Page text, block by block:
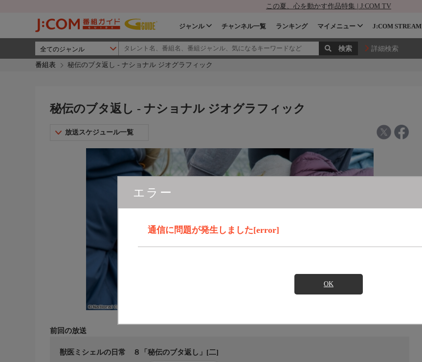
この夏、心を動かす作品特集 | J:COM TV
ジャンル チャンネル一覧 ランキング マイメニュー J:COM STREAM
詳細検索
番組表 秘伝のブタ返し - ナショナル ジオグラフィック
エラー
通信に問題が発生しました[error]
OK
秘伝のブタ返し - ナショナル ジオグラフィック
放送スケジュール一覧
前回の放送
獣医ミシェルの日常 ８「秘伝のブタ返し」[二]